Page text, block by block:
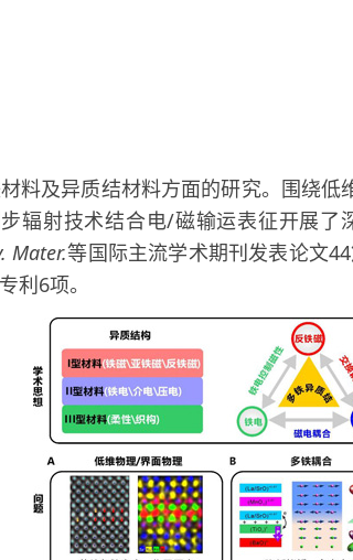
料及异质结材料方面的研究。围绕
辐射技术结合电/磁输运表征开展
Mater.等国际主流学术期刊发表论文
利6项。